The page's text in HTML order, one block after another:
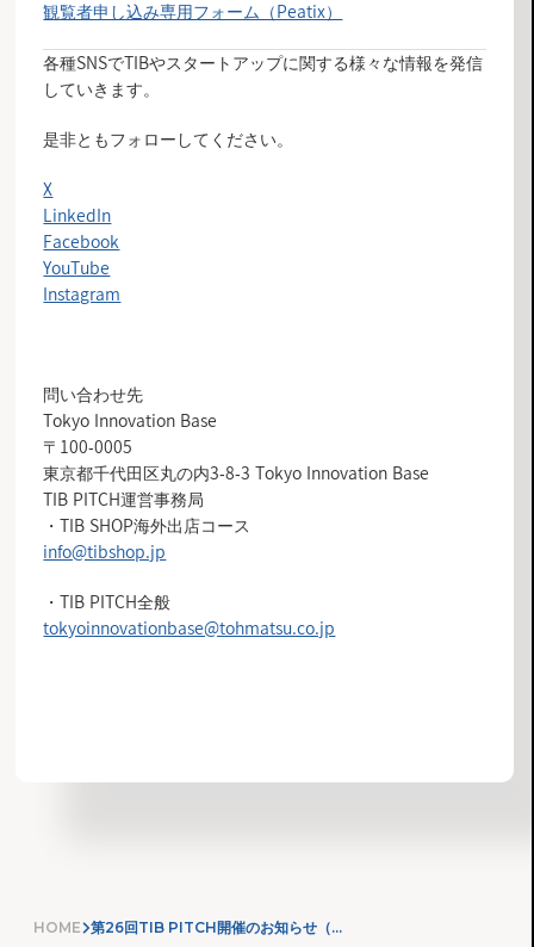
観覧者申し込み専用フォーム（Peatix）
各種SNSでTIBやスタートアップに関する様々な情報を発信
していきます。
是非ともフォローしてください。
X
LinkedIn
Facebook
YouTube
Instagram
問い合わせ先
Tokyo Innovation Base
〒100-0005
東京都千代田区丸の内3-8-3 Tokyo Innovation Base
TIB PITCH運営事務局
・TIB SHOP海外出店コース
info@tibshop.jp
・TIB PITCH全般
tokyoinnovationbase@tohmatsu.co.jp
HOME 第26回TIB PITCH開催のお知らせ（TIB SHOP海外出店コース希望者募集）